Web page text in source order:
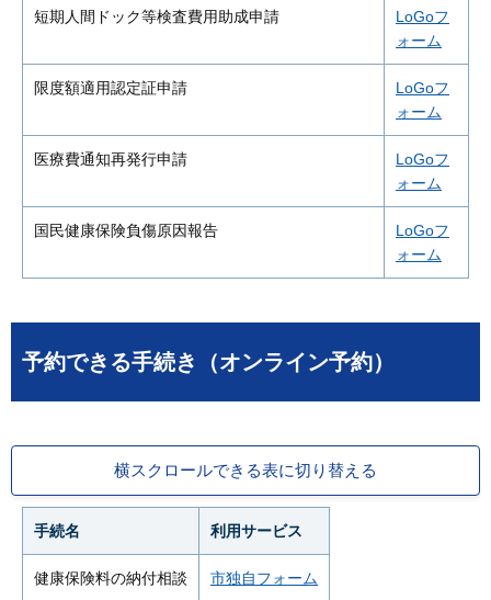
短期人間ドック等検査費用助成申請
LoGoフ
ォーム
限度額適用認定証申請
LoGoフ
ォーム
医療費通知再発行申請
LoGoフ
ォーム
国民健康保険負傷原因報告
LoGoフ
ォーム
予約できる手続き（オンライン予約）
横スクロールできる表に切り替える
手続名 利用サービス
健康保険料の納付相談 市独自フォーム